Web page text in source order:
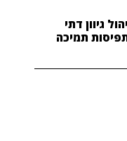
גיוון דתי
תמיכה